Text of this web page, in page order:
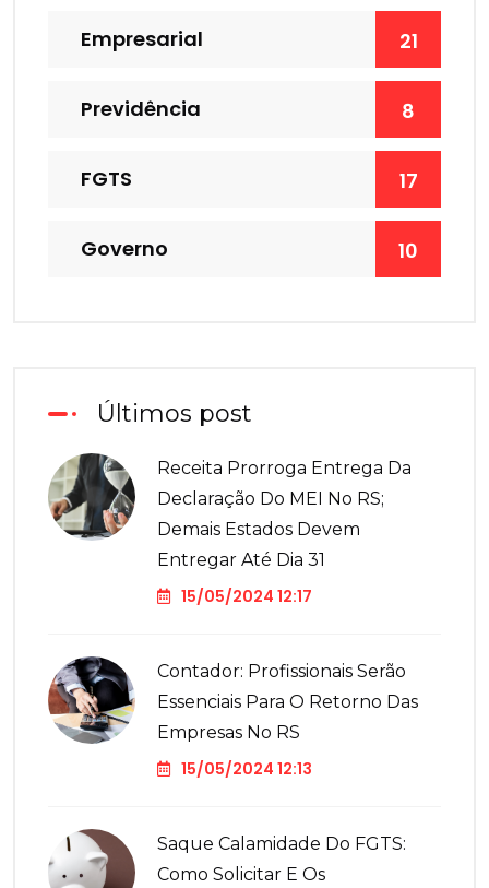
Empresarial 21
Previdência 8
FGTS 17
Governo 10
Últimos post
Receita Prorroga Entrega Da
Declaração Do MEI No RS;
Demais Estados Devem
Entregar Até Dia 31
15/05/2024 12:17
Contador: Profissionais Serão
Essenciais Para O Retorno Das
Empresas No RS
15/05/2024 12:13
Saque Calamidade Do FGTS:
Como Solicitar E Os